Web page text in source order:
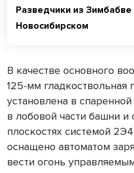
Разведчики из
Новосибирском
В качестве основного
125-мм
установлена в
в лобовой части башни и
плоскостях системой
оснащено автоматом
вести огонь